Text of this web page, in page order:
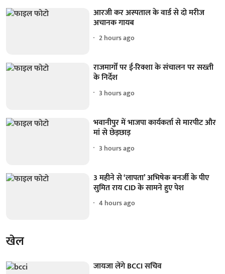
आरजी कर अस्पताल के वार्ड से दो मरीज
अचानक गायब
2 hours ago
राजमार्गों पर ई-रिक्शा के संचालन पर सख्ती
के निर्देश
3 hours ago
भवानीपुर में भाजपा कार्यकर्ता से मारपीट और
मां से छेड़छाड़
3 hours ago
3 महीने से ‘लापता’ अभिषेक बनर्जी के पीए
सुमित राय CID के सामने हुए पेश
4 hours ago
खेल
जायजा लेंगे BCCI सचिव